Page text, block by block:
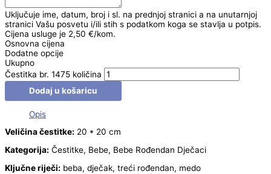
Uključuje ime, datum, broj i sl. na prednjoj stranici a na unutarnjoj
stranici Vašu posvetu i/ili stih s podatkom koga se stavlja u potpis.
Cijena usluge je 2,50 €/kom.
Osnovna cijena
Dodatne opcije
Ukupno
Čestitka br. 1475 količina
Dodaj u košaricu
Opis
Veličina čestitke: 20 * 20 cm
Kategorija: Čestitke, Bebe, Bebe Rođendan Dječaci
Ključne riječi: beba, dječak, treći rođendan, medo